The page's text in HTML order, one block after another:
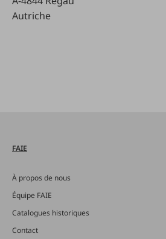
Autriche
FAIE
À propos de nous
Équipe FAIE
Catalogues historiques
Contact